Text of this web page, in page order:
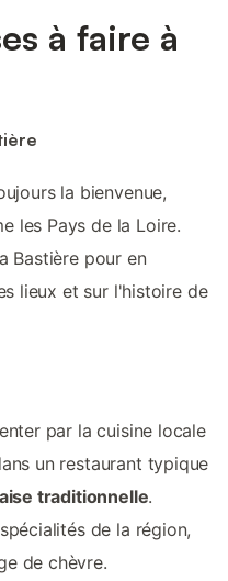
à faire à
la bienvenue,
les Pays de la Loire.
Bastière pour en
lieux et sur l'histoire de
par la cuisine locale
un restaurant typique
traditionnelle.
de la région,
de chèvre.